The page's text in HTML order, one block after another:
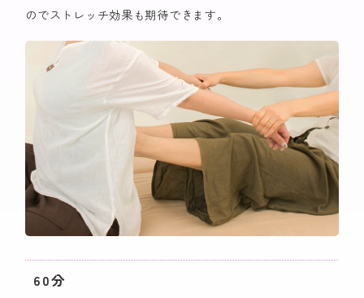
のでストレッチ効果も期待できます。
60分